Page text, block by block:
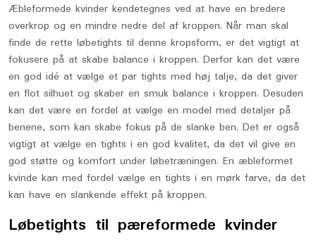
Æbleformede kvinder kendetegnes ved at have en bredere
overkrop og en mindre nedre del af kroppen. Når man skal
finde de rette løbetights til denne kropsform, er det vigtigt at
fokusere på at skabe balance i kroppen. Derfor kan det være
en god idé at vælge et par tights med høj talje, da det giver
en flot silhuet og skaber en smuk balance i kroppen. Desuden
kan det være en fordel at vælge en model med detaljer på
benene, som kan skabe fokus på de slanke ben. Det er også
vigtigt at vælge en tights i en god kvalitet, da det vil give en
god støtte og komfort under løbetræningen. En æbleformet
kvinde kan med fordel vælge en tights i en mørk farve, da det
kan have en slankende effekt på kroppen.
Løbetights til pæreformede kvinder